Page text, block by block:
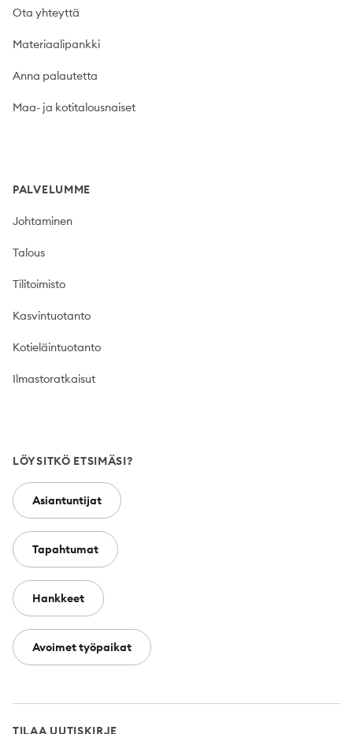
Ota yhteyttä
Materiaalipankki
Anna palautetta
Maa- ja kotitalousnaiset
PALVELUMME
Johtaminen
Talous
Tilitoimisto
Kasvintuotanto
Kotieläintuotanto
Ilmastoratkaisut
LÖYSITKÖ ETSIMÄSI?
Asiantuntijat
Tapahtumat
Hankkeet
Avoimet työpaikat
TILAA UUTISKIRJE